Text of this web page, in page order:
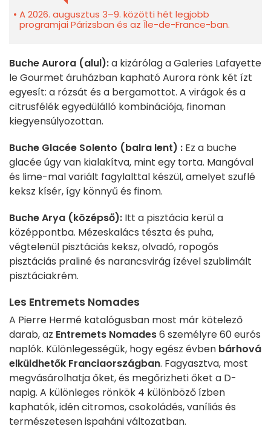
A 2026. augusztus 3–9. közötti hét legjobb
programjai Párizsban és az Île-de-France-ban.
Buche Aurora (alul):a kizárólag a Galeries Lafayette
le Gourmet áruházban kapható Aurora rönk két ízt
egyesít: a rózsát és a bergamottot. A virágok és a
citrusfélék egyedülálló kombinációja, finoman
kiegyensúlyozottan.
Buche Glacée Solento (balra lent) : Ez a buche
glacée úgy van kialakítva, mint egy torta. Mangóval
és lime-mal variált fagylalttal készül, amelyet szuflé
keksz kísér, így könnyű és finom.
Buche Arya (középső): Itt a pisztácia kerül a
középpontba. Mézeskalács tészta és puha,
végtelenül pisztáciás keksz, olvadó, ropogós
pisztáciás praliné és narancsvirág ízével szublimált
pisztáciakrém.
Les Entremets Nomades
A Pierre Hermé katalógusban most már kötelező
darab, az Entremets Nomades6 személyre 60 eurós
naplók. Különlegességük, hogy egész évben bárhová
elküldhetők Franciaországban. Fagyasztva, most
megvásárolhatja őket, és megőrizheti őket a D-
napig. A különleges rönkök 4 különböző ízben
kaphatók, idén citromos, csokoládés, vaníliás és
természetesen ispaháni változatban.